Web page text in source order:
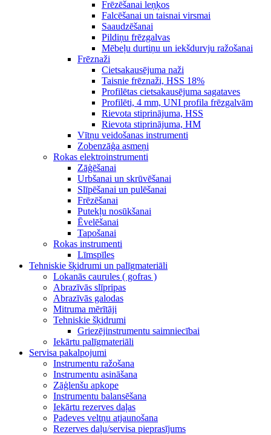
Frēzēšanai leņķos
Falcēšanai un taisnai virsmai
Saaudzēšanai
Pildiņu frēzgalvas
Mēbeļu durtiņu un iekšdurvju ražošanai
Frēznaži
Cietsakausējuma naži
Taisnie frēznaži, HSS 18%
Profilētas cietsakausējuma sagataves
Profilēti, 4 mm, UNI profila frēzgalvām
Rievota stiprinājuma, HSS
Rievota stiprinājuma, HM
Vītņu veidošanas instrumenti
Zobenzāģa asmeņi
Rokas elektroinstrumenti
Zāģēšanai
Urbšanai un skrūvēšanai
Slīpēšanai un pulēšanai
Frēzēšanai
Putekļu nosūkšanai
Ēvelēšanai
Tapošanai
Rokas instrumenti
Līmspīles
Tehniskie šķidrumi un palīgmateriāli
Lokanās caurules ( gofras )
Abrazīvās slīpripas
Abrazīvās galodas
Mitruma mērītāji
Tehniskie šķidrumi
Griezējinstrumentu saimniecībai
Iekārtu palīgmateriāli
Servisa pakalpojumi
Instrumentu ražošana
Instrumentu asināšana
Zāģlenšu apkope
Instrumentu balansēšana
Iekārtu rezerves daļas
Padeves veltņu atjaunošana
Rezerves daļu/servisa pieprasījums